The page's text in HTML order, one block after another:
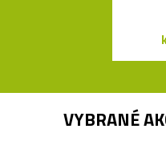
VYBRANÉ